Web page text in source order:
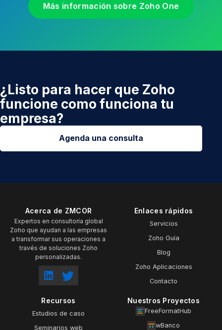
Más información sobre Zoho One
¿Listo para hacer que Zoho
funcione como funciona tu
empresa?
Agenda una consulta
Acerca de ZMCOR
Expertos en consultoría global
Zoho que ayudan a las empresas
a transformar sus operaciones a
través de soluciones Zoho
personalizadas.
Enlaces rápidos
Servicios
Zoho Guía
Blog
Zoho Aplicaciones
Contacto
Recursos
Estudios de caso
Seminarios web
Nuestros Proyectos
FreeFormatHub
wBanco